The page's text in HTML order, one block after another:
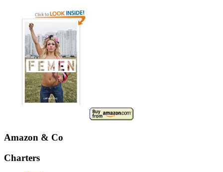
Amazon & Co
Charters